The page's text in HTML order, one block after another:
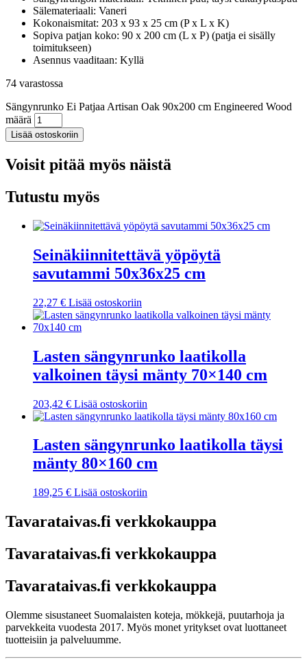
Sälemateriaali: Vaneri
Kokonaismitat: 203 x 93 x 25 cm (P x L x K)
Sopiva patjan koko: 90 x 200 cm (L x P) (patja ei sisälly
toimitukseen)
Asennus vaaditaan: Kyllä
74 varastossa
Sängynrunko Ei Patjaa Artisan Oak 90x200 cm Engineered Wood
määrä
Lisää ostoskoriin
Voisit pitää myös näistä
Tutustu myös
Seinäkiinnitettävä yöpöytä
savutammi 50x36x25 cm
22,27 € Lisää ostoskoriin
Lasten sängynrunko laatikolla
valkoinen täysi mänty 70×140 cm
203,42 € Lisää ostoskoriin
Lasten sängynrunko laatikolla täysi
mänty 80×160 cm
189,25 € Lisää ostoskoriin
Tavarataivas.fi verkkokauppa
Tavarataivas.fi verkkokauppa
Tavarataivas.fi verkkokauppa
Olemme sisustaneet Suomalaisten koteja, mökkejä, puutarhoja ja
parvekkeita vuodesta 2017. Myös monet yritykset ovat luottaneet
tuotteisiin ja palveluumme.